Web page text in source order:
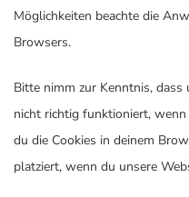
Möglichkeiten beachte die
Browsers.
Bitte nimm zur Kenntnis,
nicht richtig funktioniert,
du die Cookies in deinem
platziert, wenn du unsere